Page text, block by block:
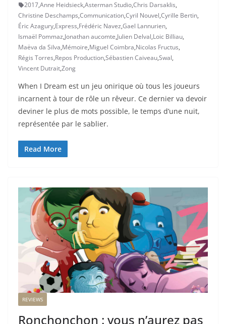
2017,Anne Heidsieck,Asterman Studio,Chris Darsaklis,
Christine Deschamps,Communication,Cyril Nouvel,Cyrille Bertin,
Éric Azagury,Express,Frédéric Navez,Gael Lannurien,
Ismaël Pommaz,Jonathan aucomte,Julien Delval,Loic Billiau,
Maëva da Silva,Mémoire,Miguel Coimbra,Nicolas Fructus,
Régis Torres,Repos Production,Sébastien Caiveau,Swal,
Vincent Dutrait,Zong
When I Dream est un jeu onirique où tous les joueurs
incarnent à tour de rôle un rêveur. Ce dernier va devoir
deviner le plus de mots possible, le temps d’une nuit,
représentée par le sablier.
Read More
REVIEWS
Ronchonchon : vous n’aurez pas